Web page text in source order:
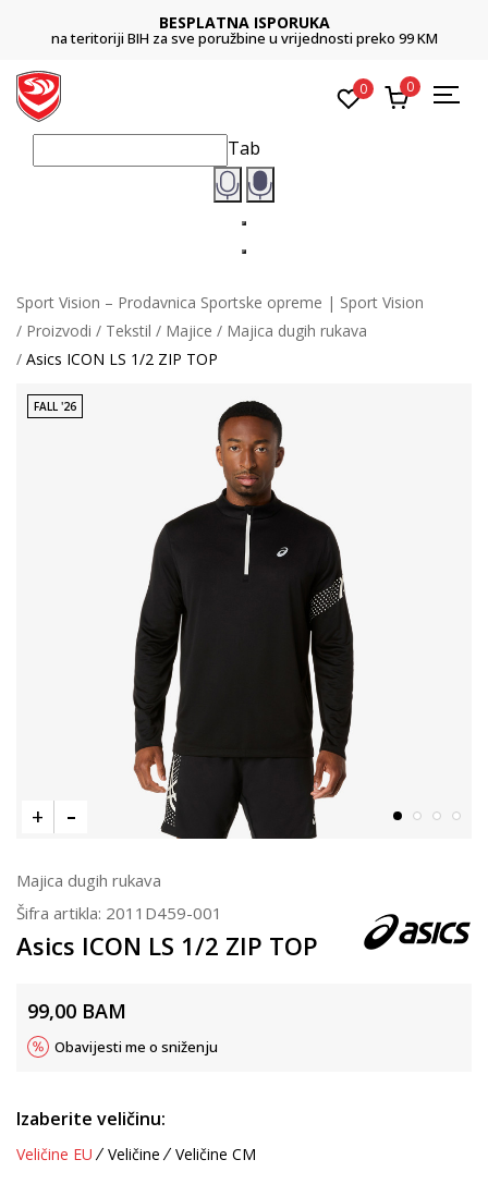
BESPLATNA ISPORUKA
na teritoriji BIH za sve poružbine u vrijednosti preko 99 KM
0 0
Tab
Sport Vision – Prodavnica Sportske opreme | Sport Vision
Proizvodi
Tekstil Majice
Majica dugih rukava
Asics ICON LS 1/2 ZIP TOP
FALL '26
Majica dugih rukava
Šifra artikla: 2011D459-001
Asics ICON LS 1/2 ZIP TOP
99,00 BAM
Obavijesti me o sniženju
Izaberite veličinu:
Veličine EU Veličine Veličine CM